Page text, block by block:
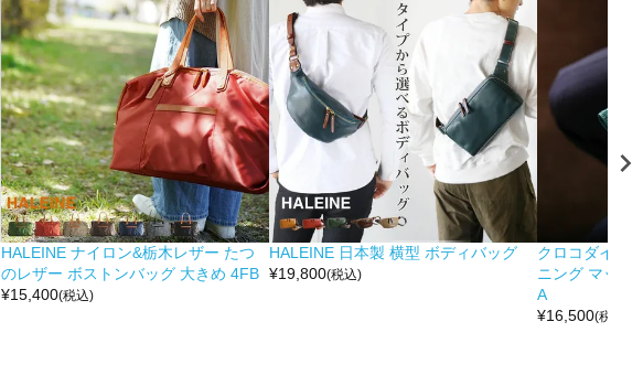
HALEINE ナイロン&栃木レザー たつ
のレザー ボストンバッグ 大きめ 4FB
¥15,400(税込)
HALEINE 日本製 横型 ボディバッグ
¥19,800(税込)
クロコダイル
ニング マット
A
¥16,500(税込)